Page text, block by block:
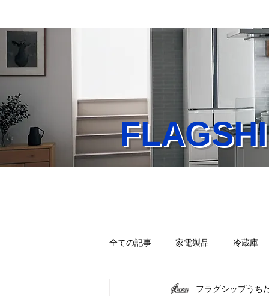
全ての記事 家電製品 冷蔵庫
フラグシップキョウエイ フラ
フラグシップうち